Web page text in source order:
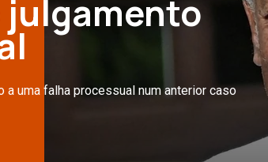
julgamento
uma falha processual num anterior caso